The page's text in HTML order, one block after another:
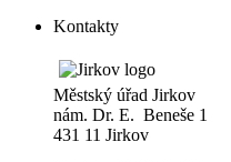
Kontakty
Městský úřad Jirkov
nám. Dr. E. Beneše 1
431 11 Jirkov